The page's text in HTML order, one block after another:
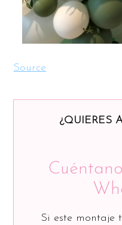
Source
¿QUIERES
Si este montaje